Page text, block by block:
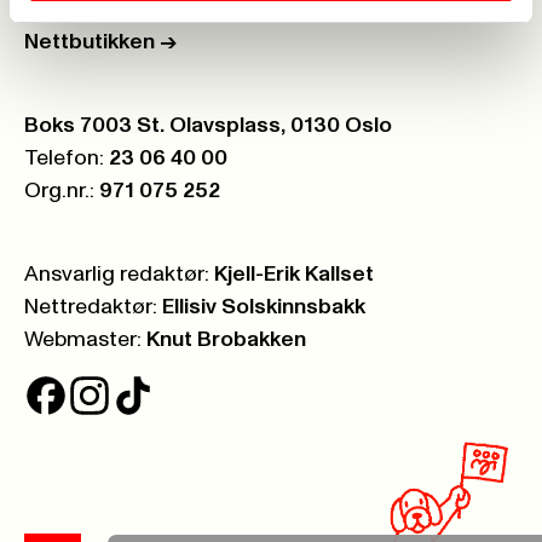
Nettbutikken ->
Postboks:
Boks 7003 St. Olavsplass, 0130 Oslo
Telefon: 23 06 40 00
Org.nr.: 971 075 252
Ansvarlig redaktør: Kjell-Erik Kallset
Nettredaktør: Ellisiv Solskinnsbakk
Webmaster: Knut Brobakken